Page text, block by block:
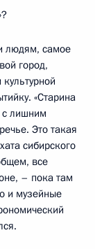
людям, самое
город,
«Старина
с лишним
Это такая
сибирского
все
– пока там
и музейные